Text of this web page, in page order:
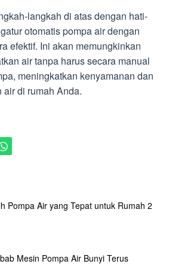
langkah di atas dengan hati-
otomatis pompa air dengan
efektif. Ini akan memungkinkan
air tanpa harus secara manual
meningkatkan kenyamanan dan
di rumah Anda.
Pompa Air yang Tepat untuk Rumah 2
Mesin Pompa Air Bunyi Terus